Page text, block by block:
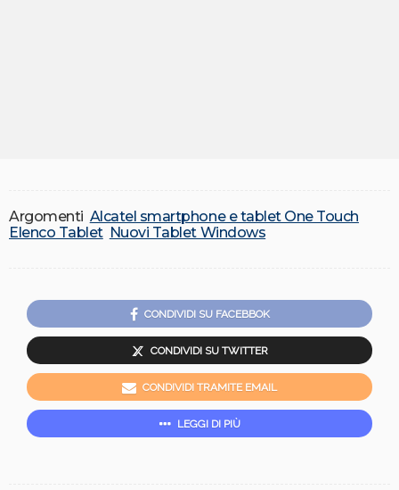
Argomenti Alcatel smartphone e tablet One Touch
Elenco Tablet Nuovi Tablet Windows
CONDIVIDI SU FACEBBOK
CONDIVIDI SU TWITTER
CONDIVIDI TRAMITE EMAIL
LEGGI DI PIÙ